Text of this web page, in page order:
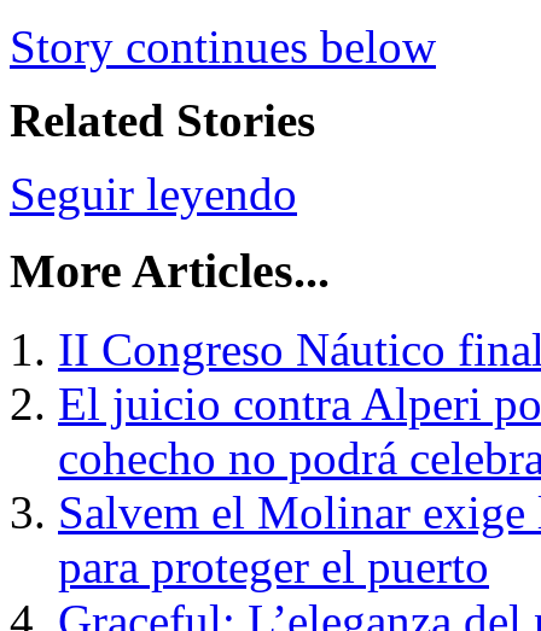
Story continues below
Related Stories
Seguir leyendo
More Articles...
II Congreso Náutico
El juicio contra Alperi
cohecho no podrá
Salvem el Molinar
para proteger el puerto